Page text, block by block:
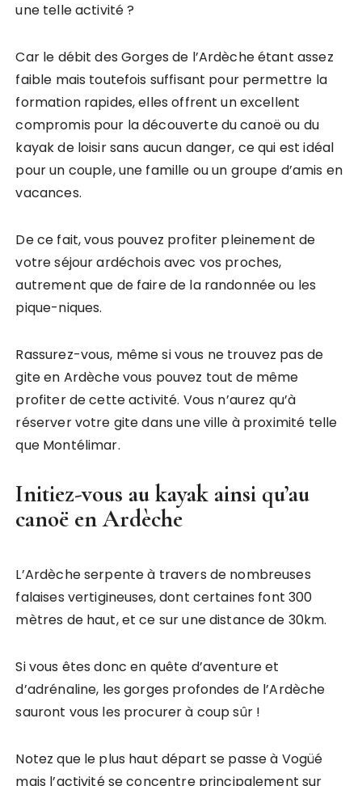
une telle activité ?
Car le débit des Gorges de l’Ardèche étant assez
faible mais toutefois suffisant pour permettre la
formation rapides, elles offrent un excellent
compromis pour la découverte du canoë ou du
kayak de loisir sans aucun danger, ce qui est idéal
pour un couple, une famille ou un groupe d’amis en
vacances.
De ce fait, vous pouvez profiter pleinement de
votre séjour ardéchois avec vos proches,
autrement que de faire de la randonnée ou les
pique-niques.
Rassurez-vous, même si vous ne trouvez pas de
gite en Ardèche vous pouvez tout de même
profiter de cette activité. Vous n’aurez qu’à
réserver votre gite dans une ville à proximité telle
que Montélimar.
Initiez-vous au kayak ainsi qu’au
canoë en Ardèche
L’Ardèche serpente à travers de nombreuses
falaises vertigineuses, dont certaines font 300
mètres de haut, et ce sur une distance de 30km.
Si vous êtes donc en quête d’aventure et
d’adrénaline, les gorges profondes de l’Ardèche
sauront vous les procurer à coup sûr !
Notez que le plus haut départ se passe à Vogüé
mais l’activité se concentre principalement sur